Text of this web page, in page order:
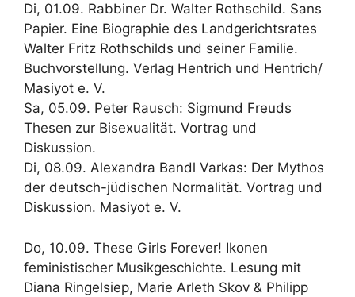
Di, 01.09. Rabbiner Dr. Walter Rothschild. Sans
Papier. Eine Biographie des Landgerichtsrates
Walter Fritz Rothschilds und seiner Familie.
Buchvorstellung. Verlag Hentrich und Hentrich/
Masiyot e. V.
Sa, 05.09. Peter Rausch: Sigmund Freuds
Thesen zur Bisexualität. Vortrag und
Diskussion.
Di, 08.09. Alexandra Bandl Varkas: Der Mythos
der deutsch-jüdischen Normalität. Vortrag und
Diskussion. Masiyot e. V.
Do, 10.09. These Girls Forever! Ikonen
feministischer ­Musikgeschichte. Lesung mit
Diana Ringelsiep, Marie Arleth Skov & Philipp